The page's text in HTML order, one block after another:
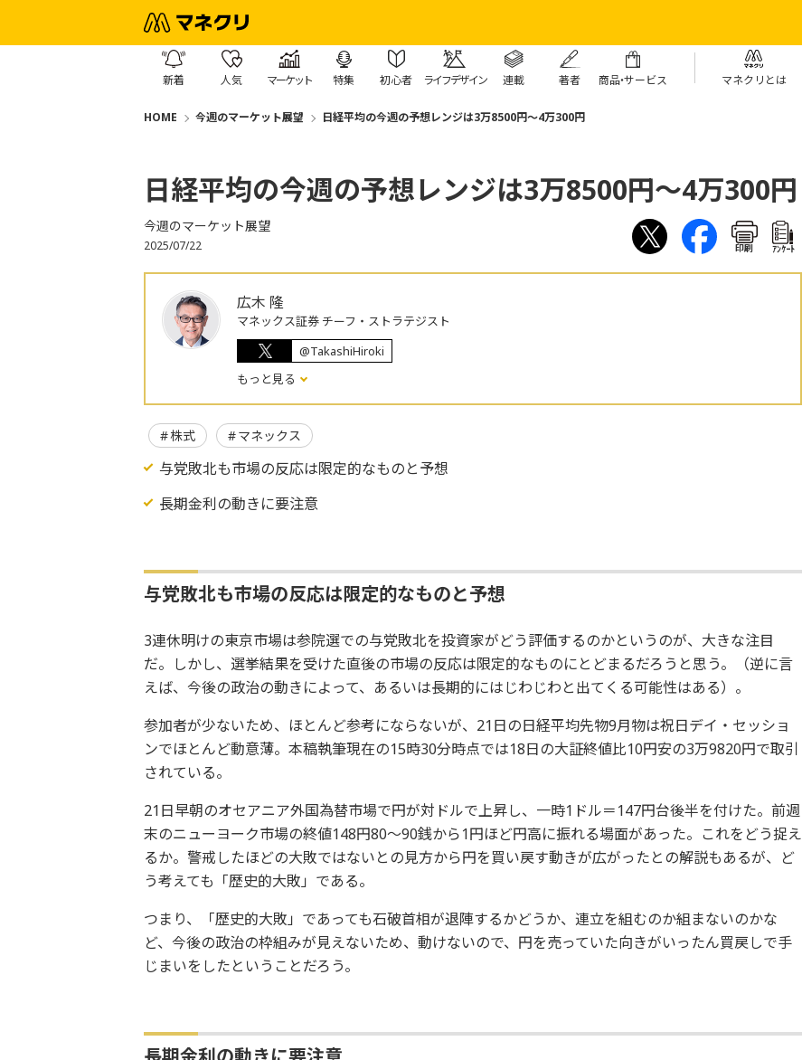
新着 人気 マーケット 特集 初心者 ライフデザイン 連載 著者 商品・サービス マネクリとは
HOME 今週のマーケット展望 日経平均の今週の予想レンジは3万8500円～4万300円
日経平均の今週の予想レンジは3万8500円～4万300円
今週のマーケット展望
2025/07/22 印刷 ｱﾝｹｰﾄ
広木 隆
マネックス証券 チーフ・ストラテジスト
@TakashiHiroki
もっと見る
株式 マネックス
与党敗北も市場の反応は限定的なものと予想
長期金利の動きに要注意
与党敗北も市場の反応は限定的なものと予想
3連休明けの東京市場は参院選での与党敗北を投資家がどう評価するのかというのが、大きな注目
だ。しかし、 選挙結果を受けた直後の市場の反応は限定的なものにとどまるだろ うと思う。（逆に言
えば、今後の政治の動きによって、 あるいは長期的にはじわじわと出てくる可能性はある）。
参加者が少ないため、ほとんど参考にならないが、 21日の日経平均先物9月物は祝日デイ・ セッショ
ンでほとんど動意薄。 本稿執筆現在の15時30分時点では18日の大証終値比10円安の3万9820円で取引
されている。
21日早朝のオセアニア外国為替市場で円が対ドルで上昇し、 一時1ドル＝147円台後半を付けた。 前週
末のニューヨーク市場の終値148円80～90銭から1円ほど円高に振れる場面があった。 これをどう捉え
るか。 警戒したほどの大敗ではないとの見方から円を買い戻す動きが広がったとの解説もあるが、ど
う考えても「歴史的大敗」である。
つまり、「歴史的大敗」であっても石破首相が退陣するかどうか、 連立を組むのか組まないのかな
ど、 今後の政治の枠組みが見えないため、動けないので、 円を売っていた向きがいったん買戻しで手
じまいをしたということだろう。